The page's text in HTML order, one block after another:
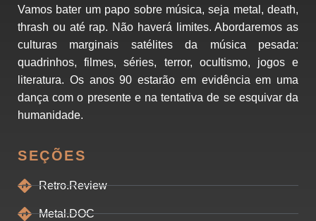
Vamos bater um papo sobre música, seja metal, death,
thrash ou até rap. Não haverá limites. Abordaremos as
culturas marginais satélites da música pesada:
quadrinhos, filmes, séries, terror, ocultismo, jogos e
literatura. Os anos 90 estarão em evidência em uma
dança com o presente e na tentativa de se esquivar da
humanidade.
SEÇÕES
Retro.Review
Metal.DOC